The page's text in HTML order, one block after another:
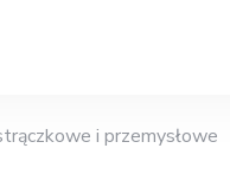
i przemysłowe